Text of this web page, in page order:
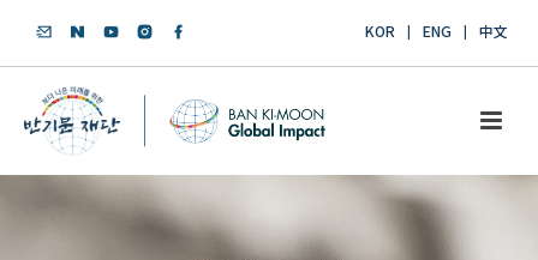
KOR ENG 中文